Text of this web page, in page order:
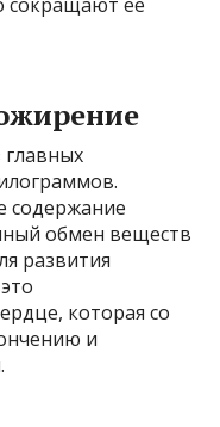
содержание
обмен веществ
развития
которая со
и